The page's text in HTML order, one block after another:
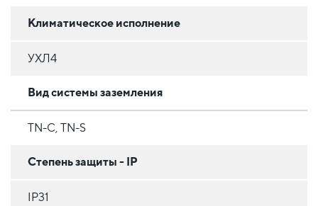
Климатическое исполнение
УХЛ4
Вид системы заземления
TN-C, TN-S
Степень защиты - IP
IP31